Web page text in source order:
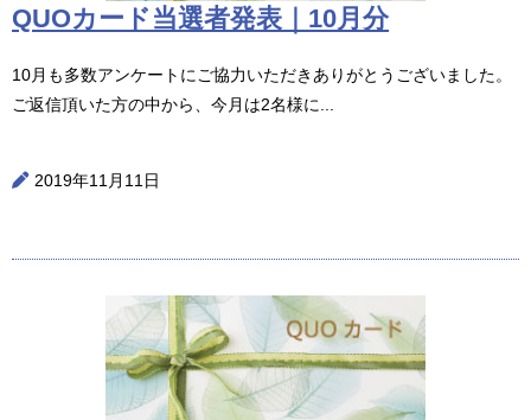
QUOカード当選者発表｜10月分
10月も多数アンケートにご協力いただきありがとうございました。
ご返信頂いた方の中から、今月は2名様に...
2019年11月11日